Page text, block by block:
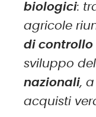
biologici:
agricole
di controllo
sviluppo
nazionali,
acquisti